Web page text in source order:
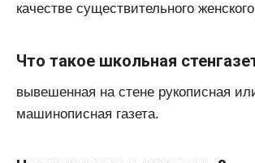
качестве существительного
Что такое школьная
вывешенная на стене рукописная
машинописная газета.